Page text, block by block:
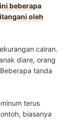
beberapa
oleh
cairan.
diare, orang
tanda
terus
biasanya